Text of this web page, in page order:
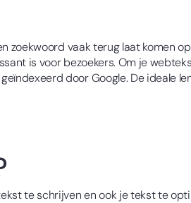
zoekwoord vaak terug laat komen
is voor bezoekers. Om je
door Google. De ideale
te schrijven en ook je tekst te